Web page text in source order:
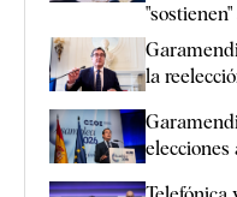
la
elecciones